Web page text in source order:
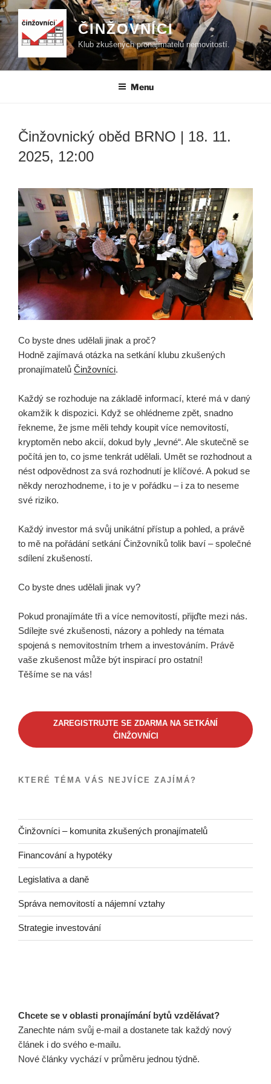
Přejít
k
obsahu
webu
ČINŽOVNÍCI
Klub zkušených pronajímatelů nemovitostí.
Menu
Činžovnický oběd BRNO | 18. 11.
2025, 12:00
Co byste dnes udělali jinak a proč?
Hodně zajímavá otázka na setkání klubu zkušených
pronajímatelů Činžovníci.
Každý se rozhoduje na základě informací, které má v daný
okamžik k dispozici. Když se ohlédneme zpět, snadno
řekneme, že jsme měli tehdy koupit více nemovitostí,
kryptoměn nebo akcií, dokud byly „levné“. Ale skutečně se
počítá jen to, co jsme tenkrát udělali. Umět se rozhodnout a
nést odpovědnost za svá rozhodnutí je klíčové. A pokud se
někdy nerozhodneme, i to je v pořádku – i za to neseme
své riziko.
Každý investor má svůj unikátní přístup a pohled, a právě
to mě na pořádání setkání Činžovníků tolik baví – společné
sdílení zkušeností.
Co byste dnes udělali jinak vy?
Pokud pronajímáte tři a více nemovitostí, přijďte mezi nás.
Sdílejte své zkušenosti, názory a pohledy na témata
spojená s nemovitostním trhem a investováním. Právě
vaše zkušenost může být inspirací pro ostatní!
Těšíme se na vás!
ZAREGISTRUJTE SE ZDARMA NA SETKÁNÍ
ČINŽOVNÍCI
KTERÉ TÉMA VÁS NEJVÍCE ZAJÍMÁ?
Činžovníci – komunita zkušených pronajímatelů
Financování a hypotéky
Legislativa a daně
Správa nemovitostí a nájemní vztahy
Strategie investování
Chcete se v oblasti pronajímání bytů vzdělávat?
Zanechte nám svůj e-mail a dostanete tak každý nový
článek i do svého e-mailu.
Nové články vychází v průměru jednou týdně.